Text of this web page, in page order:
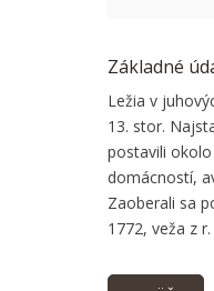
Základné
Ležia v
13. stor.
postavili okolo
domácností,
Zaoberali sa
1772, veža z